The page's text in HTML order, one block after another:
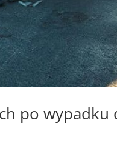
po wypadku